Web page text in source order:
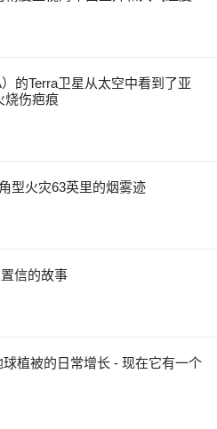
的Terra卫星从太空中看到了亚
烧伤疤痕
型火灾63英里的烟雾迹
信的故事
植被的日常增长 - 现在它有一个